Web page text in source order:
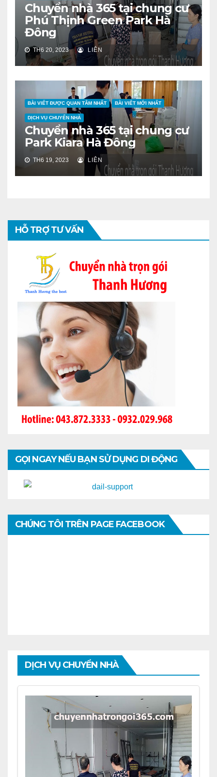
Chuyển nhà 365 tại chung cư
Phú Thịnh Green Park Hà
Đông
TH6 20, 2023 LIÊN
BÀI VIẾT ĐƯỢC QUAN TÂM NHẤT BÀI VIẾT MỚI NHẤT
DỊCH VỤ CHUYỂN NHÀ
Chuyển nhà 365 tại chung cư
Park Kiara Hà Đông
TH6 19, 2023 LIÊN
HỖ TRỢ TƯ VẤN
GỌI NGAY NẾU BẠN SỬ DỤNG DI ĐỘNG
CHÚNG TÔI TRÊN PAGE FACEBOOK
DỊCH VỤ CHUYỂN NHÀ